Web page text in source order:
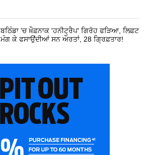
ਬਠਿੰਡਾ 'ਚ ਖ਼ੌਫ਼ਨਾਕ 'ਹਨੀਟ੍ਰੈਪ' ਗਿਰੋਹ ਫੜਿਆ, ਲਿਫ਼ਟ
ਮੰਗ ਕੇ ਫਸਾਉਂਦੀਆਂ ਸਨ ਔਰਤਾਂ, 28 ਗ੍ਰਿਫ਼ਤਾਰ!